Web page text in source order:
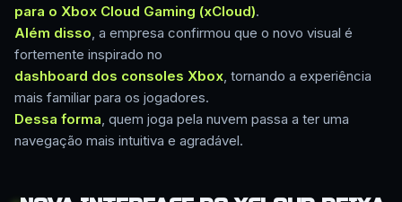
para o Xbox Cloud Gaming (xCloud).
Além disso, a empresa confirmou que o novo visual é
fortemente inspirado no
dashboard dos consoles Xbox, tornando a experiência
mais familiar para os jogadores.
Dessa forma, quem joga pela nuvem passa a ter uma
navegação mais intuitiva e agradável.